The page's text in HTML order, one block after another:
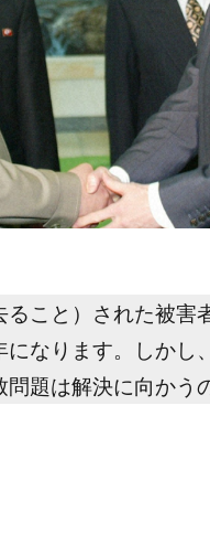
こと）された被害
なります。しかし
題は解決に向かう